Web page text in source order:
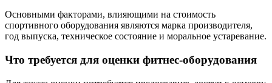
Основными факторами, влияющими на стоимость
спортивного оборудования являются марка производителя,
год выпуска, техническое состояние и моральное устаревание.
Что требуется для оценки фитнес-оборудования